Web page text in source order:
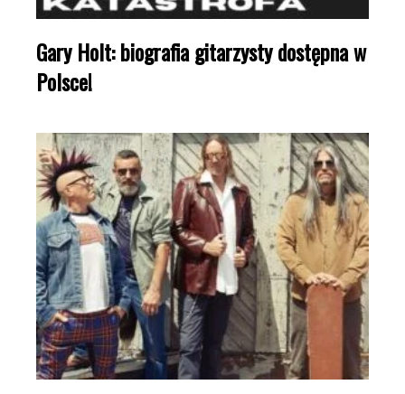
Gary Holt: biografia gitarzysty dostępna w
Polsce!